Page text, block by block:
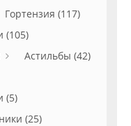
Гортензия (117)
(105)
Астильбы (42)
(5)
(25)